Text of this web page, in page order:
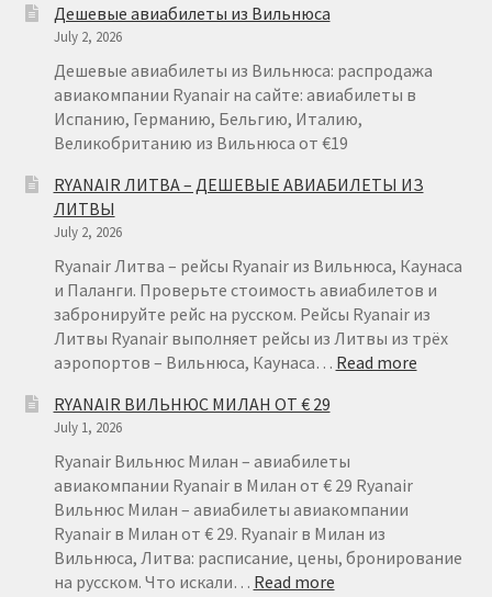
НА
ИЗ
ВАРШАВЫ
ОТ
€
Дешевые авиабилеты из Вильнюса
July 2, 2026
Дешевые авиабилеты из Вильнюса: распродажа
авиакомпании Ryanair на сайте: авиабилеты в
Испанию, Германию, Бельгию, Италию,
Великобританию из Вильнюса от €19
RYANAIR ЛИТВА – ДЕШЕВЫЕ АВИАБИЛЕТЫ ИЗ
ЛИТВЫ
July 2, 2026
Ryanair Литва – рейсы Ryanair из Вильнюса, Каунаса
и Паланги. Проверьте стоимость авиабилетов и
забронируйте рейс на русском. Рейсы Ryanair из
Литвы Ryanair выполняет рейсы из Литвы из трёх
аэропортов – Вильнюса, Каунаса… Read more:
RYANAIR ВИЛЬНЮС МИЛАН ОТ € 29
July 1, 2026
Ryanair Вильнюс Милан – авиабилеты
авиакомпании Ryanair в Милан от € 29 Ryanair
Вильнюс Милан – авиабилеты авиакомпании
Ryanair в Милан от € 29. Ryanair в Милан из
Вильнюса, Литва: расписание, цены, бронирование
на русском. Что искали… Read more: